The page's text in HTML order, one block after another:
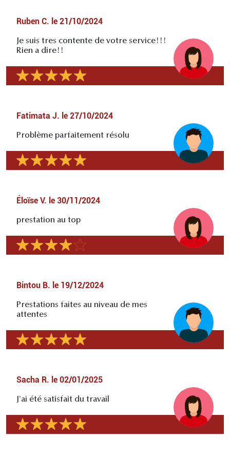
Ruben C. le 21/10/2024
Je suis tres contente de votre service!!!
Rien a dire!!
Fatimata J. le 27/10/2024
Problème parfaitement résolu
Éloïse V. le 30/11/2024
prestation au top
Bintou B. le 19/12/2024
Prestations faites au niveau de mes
attentes
Sacha R. le 02/01/2025
J'ai été satisfait du travail